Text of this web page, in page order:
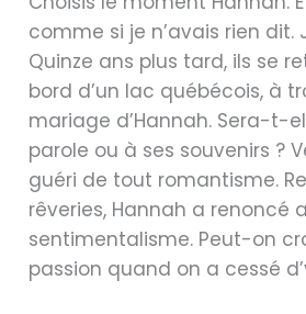
comme si je n’avais rien dit.
Quinze ans plus tard, ils se
bord d’un lac québécois, à
mariage d’Hannah. Sera-t-
parole ou à ses souvenirs ?
guéri de tout romantisme.
rêveries, Hannah a renoncé
sentimentalisme. Peut-on
passion quand on a cessé